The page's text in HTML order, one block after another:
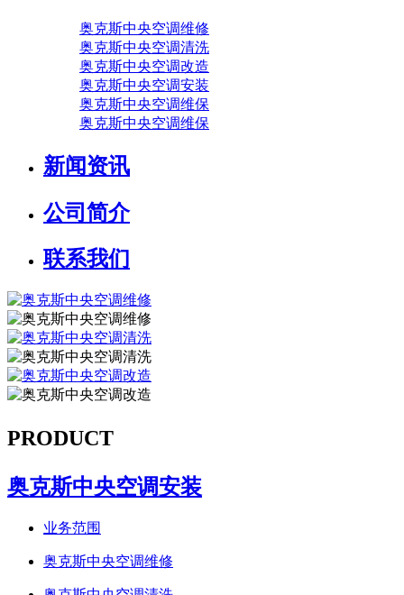
奥克斯中央空调维修
奥克斯中央空调清洗
奥克斯中央空调改造
奥克斯中央空调安装
奥克斯中央空调维保
奥克斯中央空调维保
新闻资讯
公司简介
联系我们
PRODUCT
奥克斯中央空调安装
业务范围
奥克斯中央空调维修